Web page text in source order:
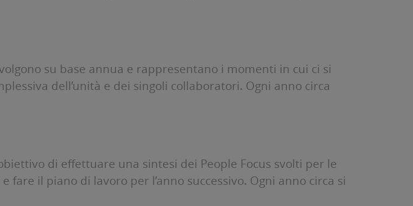
su base annua e rappresentano i momenti in cui ci si
dell’unità e dei singoli collaboratori. Ogni anno circa
di effettuare una sintesi dei People Focus svolti per le
il piano di lavoro per l’anno successivo. Ogni anno circa si